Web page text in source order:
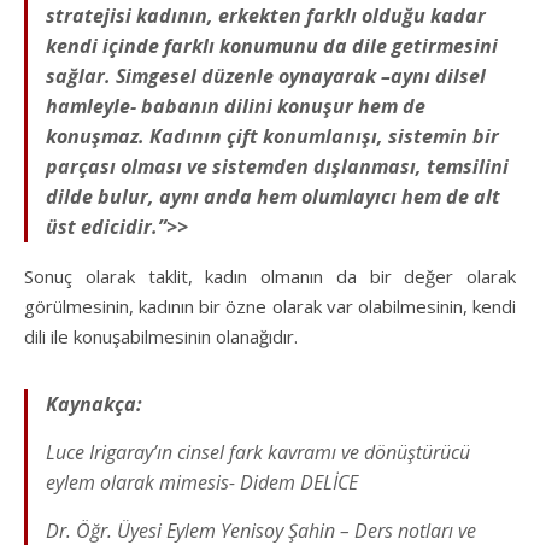
stratejisi kadının, erkekten farklı olduğu kadar
kendi içinde farklı konumunu da dile getirmesini
sağlar. Simgesel düzenle oynayarak –aynı dilsel
hamleyle- babanın dilini konuşur hem de
konuşmaz. Kadının çift konumlanışı, sistemin bir
parçası olması ve sistemden dışlanması, temsilini
dilde bulur, aynı anda hem olumlayıcı hem de alt
üst edicidir.”>>
Sonuç olarak taklit, kadın olmanın da bir değer olarak
görülmesinin, kadının bir özne olarak var olabilmesinin, kendi
dili ile konuşabilmesinin olanağıdır.
Kaynakça:
Luce Irigaray’ın cinsel fark kavramı ve dönüştürücü
eylem olarak mimesis- Didem DELİCE
Dr. Öğr. Üyesi Eylem Yenisoy Şahin – Ders notları ve